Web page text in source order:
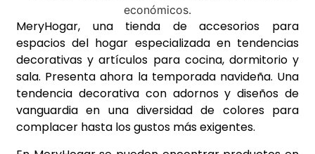
MeryHogar, una tienda de accesorios para
espacios del hogar especializada en tendencias
decorativas y artículos para cocina, dormitorio y
sala. Presenta ahora la temporada navideña. Una
tendencia decorativa con adornos y diseños de
vanguardia en una diversidad de colores para
complacer hasta los gustos más exigentes.